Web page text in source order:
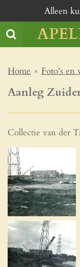
direct
naar
de
Alleen
Home » Foto's en
Aanleg
Collectie van der